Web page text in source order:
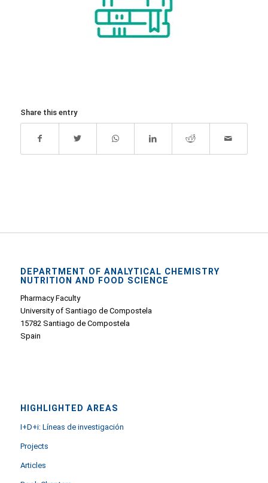
Share this entry
DEPARTMENT OF ANALYTICAL CHEMISTRY
NUTRITION AND FOOD SCIENCE
Pharmacy Faculty
University of Santiago de Compostela
15782 Santiago de Compostela
Spain
HIGHLIGHTED AREAS
I+D+i: Líneas de investigación
Projects
Articles